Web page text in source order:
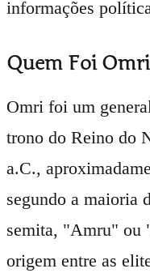
informações
Quem Foi Omri
Omri foi um
trono do Reino do
a.C.,
segundo a maioria
semita, "Amru" ou
origem entre as